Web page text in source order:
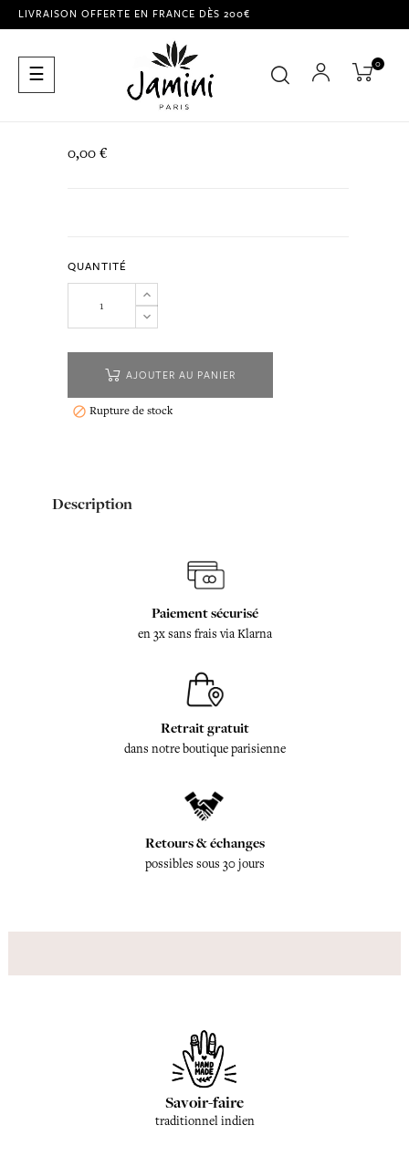
LIVRAISON OFFERTE EN FRANCE DÈS 200€
Basculer
la
☰ 0
0,00 €
QUANTITÉ
AJOUTER AU PANIER
 Rupture de stock
Description
Paiement sécurisé
en 3x sans frais via Klarna
Retrait gratuit
dans notre boutique parisienne
Retours & échanges
possibles sous 30 jours
Savoir-faire
traditionnel indien